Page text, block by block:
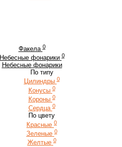
Факела 0
Небесные фонарики 0
Небесные фонарики
По типу
Цилиндры 0
Конусы 0
Короны 0
Сердца 0
По цвету
Красные 0
Зеленые 0
Желтые 0